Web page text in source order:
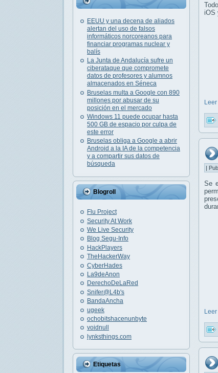
EEUU y una decena de aliados
alertan del uso de falsos
informáticos norcoreanos para
financiar programas nuclear y
balís
La Junta de Andalucía sufre un
ciberataque que compromete
datos de profesores y alumnos
almacenados en Séneca
Bruselas multa a Google con 890
millones por abusar de su
posición en el mercado
Windows 11 puede ocupar hasta
500 GB de espacio por culpa de
este error
Bruselas obliga a Google a abrir
Android a la IA de la competencia
y a compartir sus datos de
búsqueda
Blogroll
Flu Project
Security At Work
We Live Security
Blog Segu-Info
HackPlayers
TheHackerWay
CyberHades
La9deAnon
DerechoDeLaRed
Snifer@L4b's
BandaAncha
ugeek
ochobitshacenunbyte
voidnull
lynksthings.com
Etiquetas
iOS
|
Se
Leer